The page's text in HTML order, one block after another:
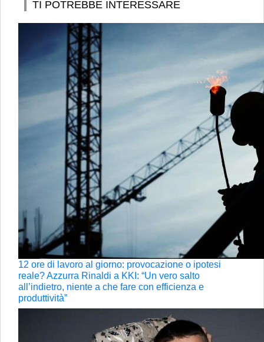
TI POTREBBE INTERESSARE
12 ore di lavoro al giorno: provocazione o ipotesi
reale? Azzurra Rinaldi a KKI: “Un vero salto
all’indietro, niente a che fare con efficienza e
produttività”